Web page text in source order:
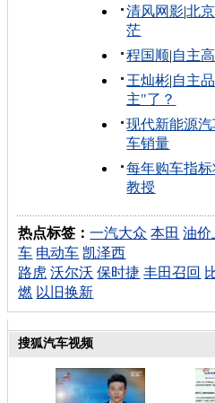
清风网影|北
茫
程国顺|自主
王灿彬|自主
主"了？
现代新能源汽
车销量
每年购车指
教授
热点标签：一汽大众 本田 油价
车 电动车 凯泽西
路虎 沃尔沃 保时捷 丰田召回
燃 以旧换新
搜狐汽车视频